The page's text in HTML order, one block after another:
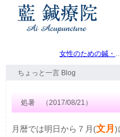
女性のための鍼・灸・
ちょっと一言 Blog
処暑 （2017/08/21）
月暦では明日から７月(文月 )